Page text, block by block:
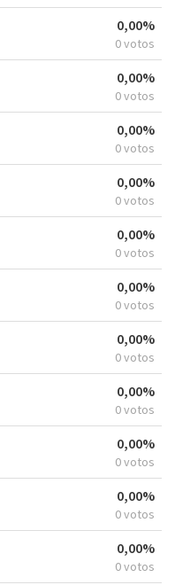
0,00%
0 votos
0,00%
0 votos
0,00%
0 votos
0,00%
0 votos
0,00%
0 votos
0,00%
0 votos
0,00%
0 votos
0,00%
0 votos
0,00%
0 votos
0,00%
0 votos
0,00%
0 votos